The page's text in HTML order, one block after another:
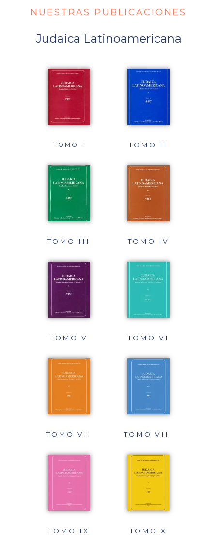
NUESTRAS PUBLICACIONES
Judaica Latinoamericana
TOMO I TOMO II
TOMO III TOMO IV
TOMO V TOMO VI
TOMO VII TOMO VIII
TOMO IX TOMO X